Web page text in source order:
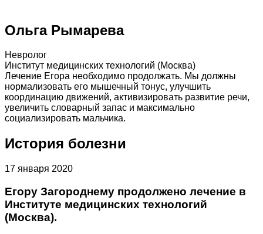
Ольга Рымарева
Невролог
Институт медицинских технологий (Москва)
Лечение Егора необходимо продолжать. Мы должны
нормализовать его мышечный тонус, улучшить
координацию движений, активизировать развитие речи,
увеличить словарный запас и максимально
социализировать мальчика.
История болезни
17 января 2020
Егору Загороднему продолжено лечение в
Институте медицинских технологий
(Москва).